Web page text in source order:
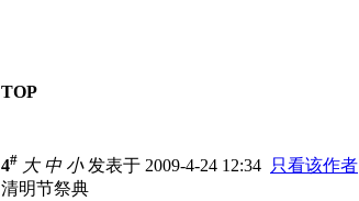
TOP
4# 大 中 小发表于 2009-4-24 12:34 只看该作者
清明节祭典